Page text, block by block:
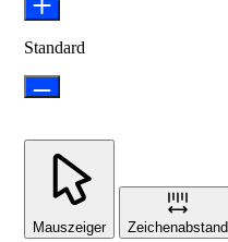
Standard
Mauszeiger Zeichenabstand